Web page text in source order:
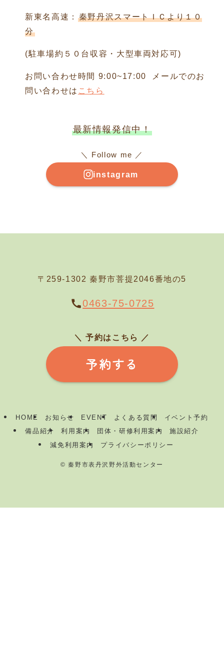
新東名高速：
秦野丹沢スマートＩＣより１０
分
(駐車場約５０台収容・大型車両対応可)
お問い合わせ時間 9:00~17:00 メールでのお
問い合わせは こちら
最新情報発信中！
＼ Follow me ／
instagram
〒259-1302 秦野市菩提2046番地の5
0463-75-0725
＼ 予約はこちら ／
予約する
HOME お知らせ EVENT よくある質問
イベント予約
備品紹介
利用案内 団体・研修利用案内
施設紹介
減免利用案内
プライバシーポリシー
© 秦野市表丹沢野外活動センター